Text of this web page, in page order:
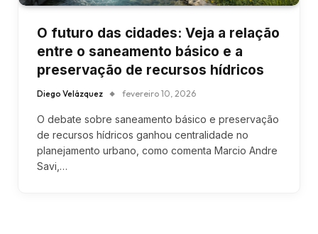
O futuro das cidades: Veja a relação
entre o saneamento básico e a
preservação de recursos hídricos
Diego Velázquez fevereiro 10, 2026
O debate sobre saneamento básico e preservação
de recursos hídricos ganhou centralidade no
planejamento urbano, como comenta Marcio Andre
Savi,…